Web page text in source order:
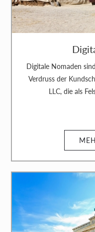
Digitale Nomaden
Verdruss der
LLC, die als